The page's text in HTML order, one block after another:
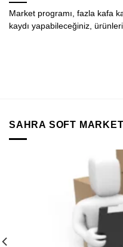
Market programı, fazla kafa
kaydı yapabileceğiniz,
SAHRA SOFT MARKET